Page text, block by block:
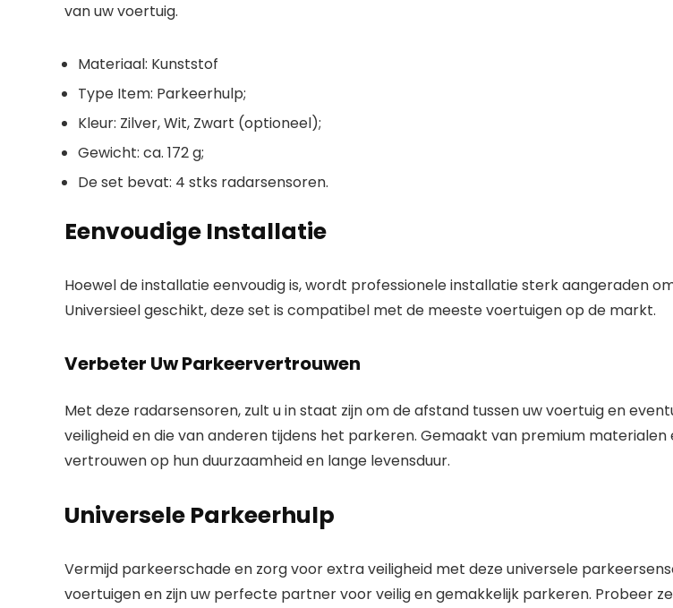
van uw voertuig.
Materiaal: Kunststof
Type Item: Parkeerhulp;
Kleur: Zilver, Wit, Zwart (optioneel);
Gewicht: ca. 172 g;
De set bevat: 4 stks radarsensoren.
Eenvoudige Installatie
Hoewel de installatie eenvoudig is, wordt professionele installatie sterk aangeraden
Universieel geschikt, deze set is compatibel met de meeste voertuigen op de markt.
Verbeter Uw Parkeervertrouwen
Met deze radarsensoren, zult u in staat zijn om de afstand tussen uw voertuig en
veiligheid en die van anderen tijdens het parkeren. Gemaakt van premium
vertrouwen op hun duurzaamheid en lange levensduur.
Universele Parkeerhulp
Vermijd parkeerschade en zorg voor extra veiligheid met deze universele
voertuigen en zijn uw perfecte partner voor veilig en gemakkelijk parkeren. Probeer